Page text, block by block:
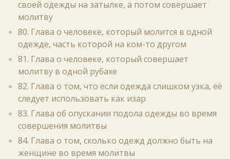
своей одежды на затылке, а потом совершает
молитву
80. Глава о человеке, который молится в одной
одежде, часть которой на ком-то другом
81. Глава о человеке, который совершает
молитву в одной рубахе
82. Глава о том, что если одежда слишком узка, её
следует использовать как изар
83. Глава об опускании подола одежды во время
совершения молитвы
84. Глава о том, сколько одежд должно быть на
женщине во время молитвы